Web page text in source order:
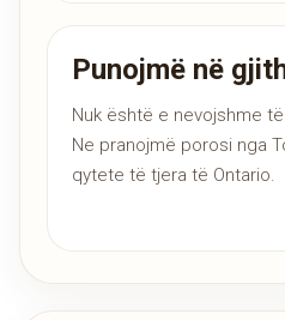
Punojmë në
Nuk është e nevojshme
Ne pranojmë porosi nga
qytete të tjera të Ontario.